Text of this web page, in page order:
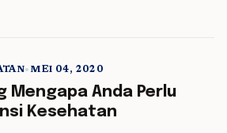
5 min read
•MEI 04, 2020
Mengapa Anda Perlu
Kesehatan